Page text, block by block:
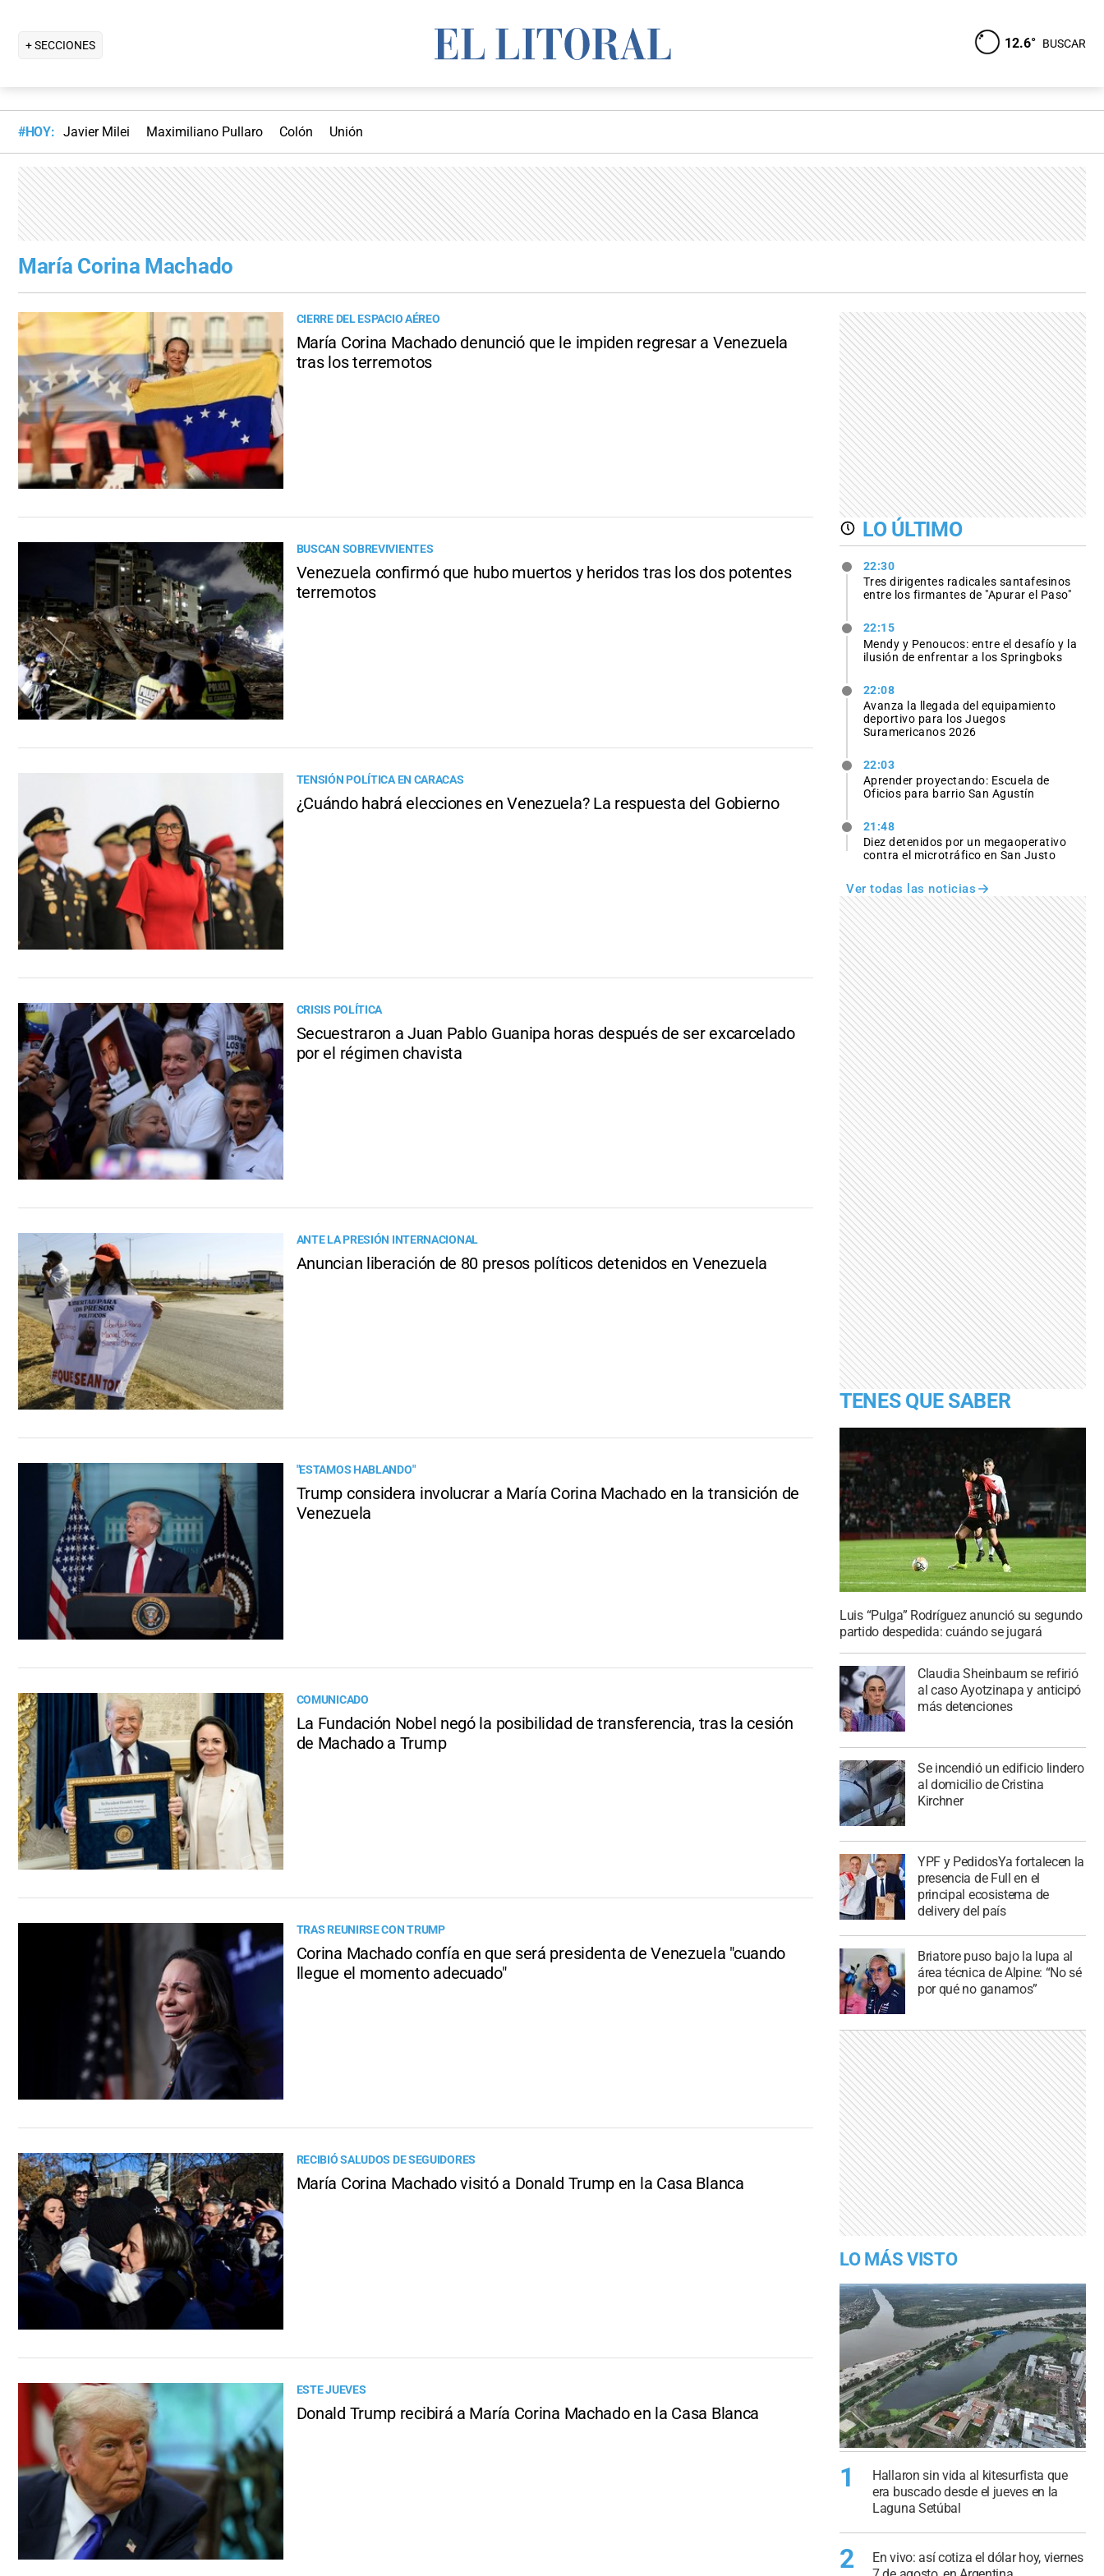
+ SECCIONES 12.6° BUSCAR
#HOY: Javier Milei Maximiliano Pullaro Colón Unión
María Corina Machado
CIERRE DEL ESPACIO AÉREO
María Corina Machado denunció que le impiden regresar a Venezuela
tras los terremotos
BUSCAN SOBREVIVIENTES
Venezuela confirmó que hubo muertos y heridos tras los dos potentes
terremotos
TENSIÓN POLÍTICA EN CARACAS
¿Cuándo habrá elecciones en Venezuela? La respuesta del Gobierno
CRISIS POLÍTICA
Secuestraron a Juan Pablo Guanipa horas después de ser excarcelado
por el régimen chavista
ANTE LA PRESIÓN INTERNACIONAL
Anuncian liberación de 80 presos políticos detenidos en Venezuela
"ESTAMOS HABLANDO"
Trump considera involucrar a María Corina Machado en la transición de
Venezuela
COMUNICADO
La Fundación Nobel negó la posibilidad de transferencia, tras la cesión
de Machado a Trump
TRAS REUNIRSE CON TRUMP
Corina Machado confía en que será presidenta de Venezuela "cuando
llegue el momento adecuado"
RECIBIÓ SALUDOS DE SEGUIDORES
María Corina Machado visitó a Donald Trump en la Casa Blanca
ESTE JUEVES
Donald Trump recibirá a María Corina Machado en la Casa Blanca
LO ÚLTIMO
22:30
Tres dirigentes radicales santafesinos
entre los firmantes de "Apurar el Paso"
22:15
Mendy y Penoucos: entre el desafío y la
ilusión de enfrentar a los Springboks
22:08
Avanza la llegada del equipamiento
deportivo para los Juegos
Suramericanos 2026
22:03
Aprender proyectando: Escuela de
Oficios para barrio San Agustín
21:48
Diez detenidos por un megaoperativo
contra el microtráfico en San Justo
Ver todas las noticias
TENES QUE SABER
Luis “Pulga” Rodríguez anunció su segundo
partido despedida: cuándo se jugará
Claudia Sheinbaum se refirió
al caso Ayotzinapa y anticipó
más detenciones
Se incendió un edificio lindero
al domicilio de Cristina
Kirchner
YPF y PedidosYa fortalecen la
presencia de Full en el
principal ecosistema de
delivery del país
Briatore puso bajo la lupa al
área técnica de Alpine: “No sé
por qué no ganamos”
LO MÁS VISTO
1
Hallaron sin vida al kitesurfista que
era buscado desde el jueves en la
Laguna Setúbal
2
En vivo: así cotiza el dólar hoy, viernes